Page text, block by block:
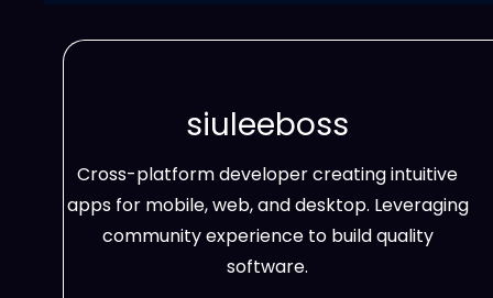
siuleeboss
Cross-platform developer creating intuitive
apps for mobile, web, and desktop. Leveraging
community experience to build quality
software.